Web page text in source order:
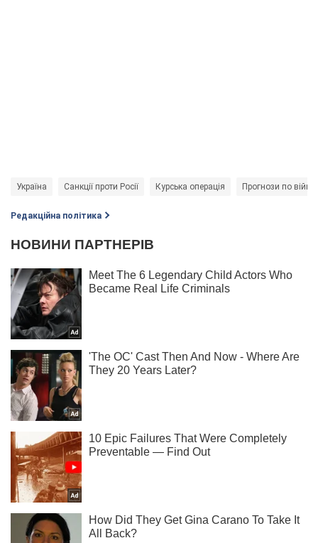
Україна Санкції проти Росії Курська операція Прогнози по війні
Редакційна політика